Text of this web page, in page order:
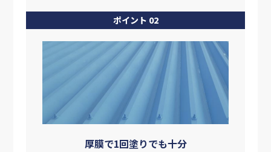
ポイント 02
厚膜で1回塗りでも十分